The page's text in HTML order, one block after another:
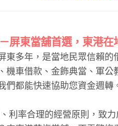
屏東當舖首選，東港在
東多年，是當地民眾信賴
機車借款、金飾典當、軍
們都能快速協助您資金週轉
利率合理的經營原則，致